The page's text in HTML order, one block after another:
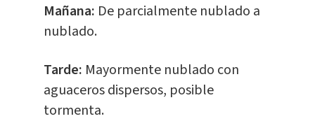
Mañana: De parcialmente nublado a
nublado.
Tarde: Mayormente nublado con
aguaceros dispersos, posible
tormenta.